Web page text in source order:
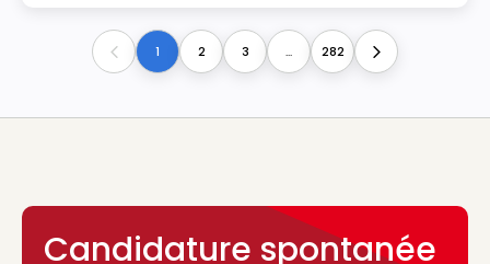
Previous1 2 3 ... 282 Next
Candidature spontanée